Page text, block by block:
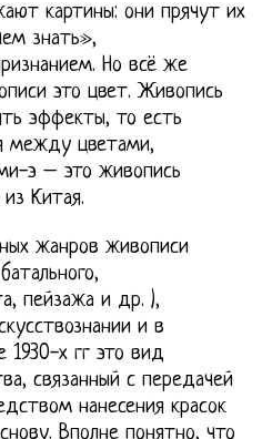
картины: они прячут их
знать»,
Но всё же
это цвет. Живопись
эффекты, то есть
между цветами,
э – это живопись
Китая.
жанров живописи
пейзажа и др. ),
и в
1930-х гг это вид
связанный с передачей
нанесения красок